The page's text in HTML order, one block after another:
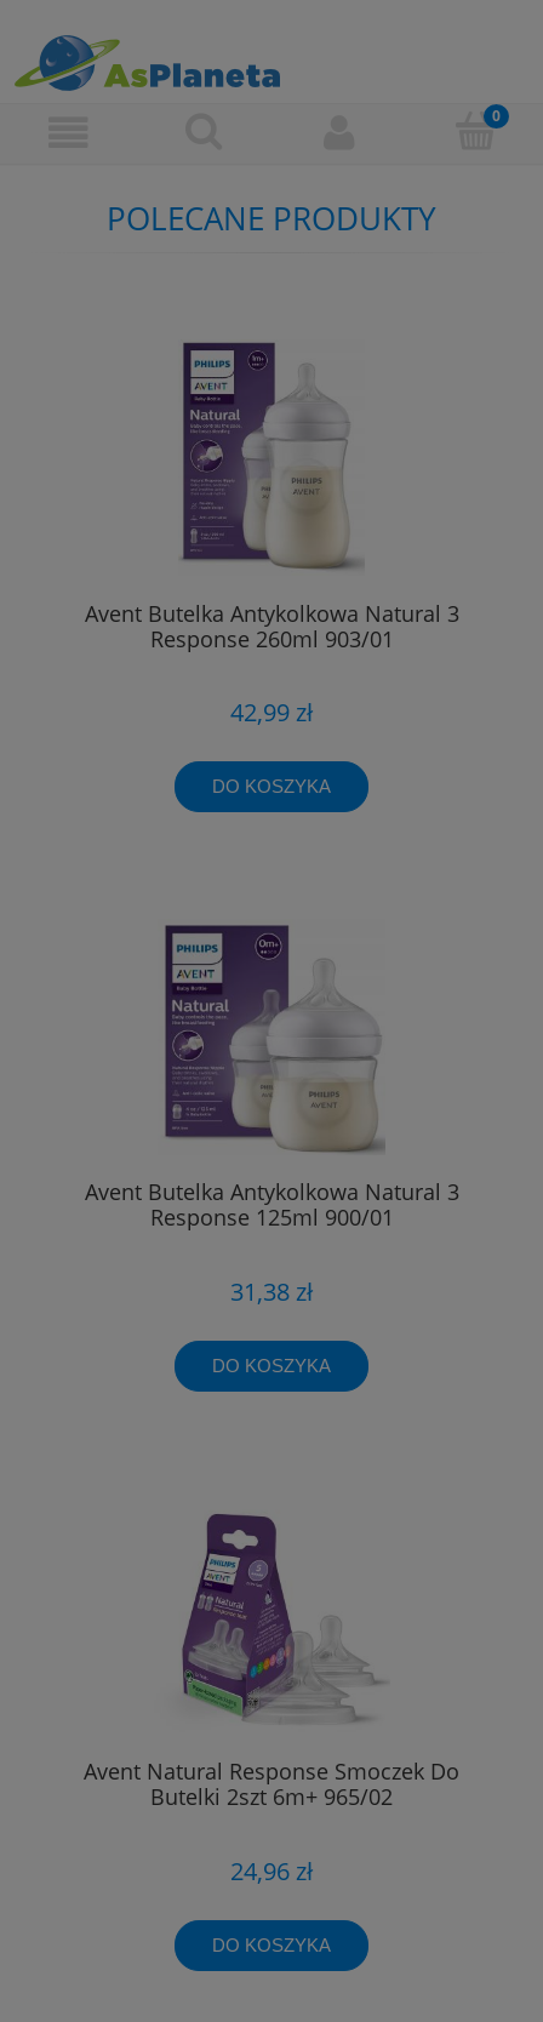
POLECANE PRODUKTY
Avent Butelka Antykolkowa Natural 3
Response 260ml 903/01
42,99 zł
DO KOSZYKA
Avent Butelka Antykolkowa Natural 3
Response 125ml 900/01
31,38 zł
DO KOSZYKA
Avent Natural Response Smoczek Do
Butelki 2szt 6m+ 965/02
24,96 zł
DO KOSZYKA